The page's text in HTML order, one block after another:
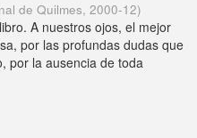
de Quilmes, 2000-12)
A nuestros ojos, el mejor
por las profundas dudas que
por la ausencia de toda